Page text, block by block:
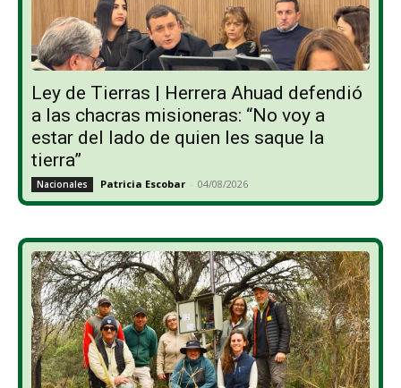
Ley de Tierras | Herrera Ahuad defendió
a las chacras misioneras: “No voy a
estar del lado de quien les saque la
tierra”
Nacionales Patricia Escobar - 04/08/2026